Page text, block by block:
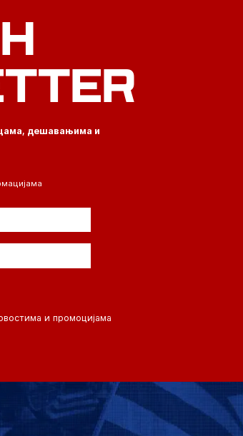
дешавањима и
и промоцијама